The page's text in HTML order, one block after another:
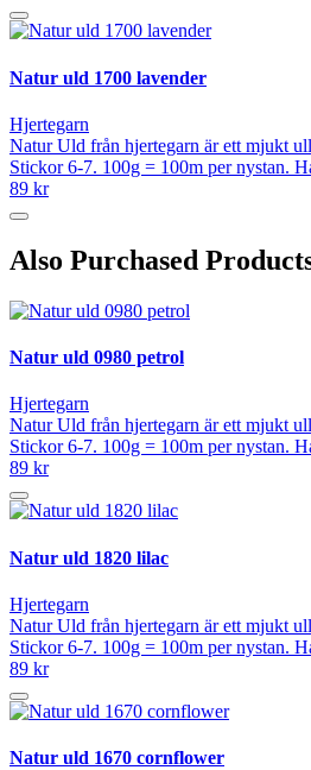
Natur uld 1700 lavender
Hjertegarn
Natur Uld från hjertegarn är ett mjukt
Stickor 6-7. 100g = 100m per nystan.
89 kr
Also Purchased
Natur uld 0980 petrol
Hjertegarn
Natur Uld från hjertegarn är ett mjukt
Stickor 6-7. 100g = 100m per nystan.
89 kr
Natur uld 1820 lilac
Hjertegarn
Natur Uld från hjertegarn är ett mjukt
Stickor 6-7. 100g = 100m per nystan.
89 kr
Natur uld 1670 cornflower